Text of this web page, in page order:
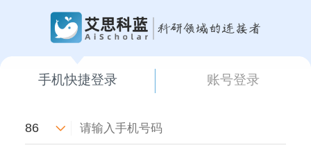
手机快捷登录 账号登录
86